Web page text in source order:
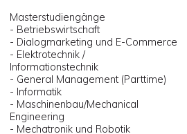
Masterstudiengänge
- Betriebswirtschaft
- Dialogmarketing und E-Commerce
- Elektrotechnik /
Informationstechnik
- General Management (Parttime)
- Informatik
- Maschinenbau/Mechanical
Engineering
- Mechatronik und Robotik